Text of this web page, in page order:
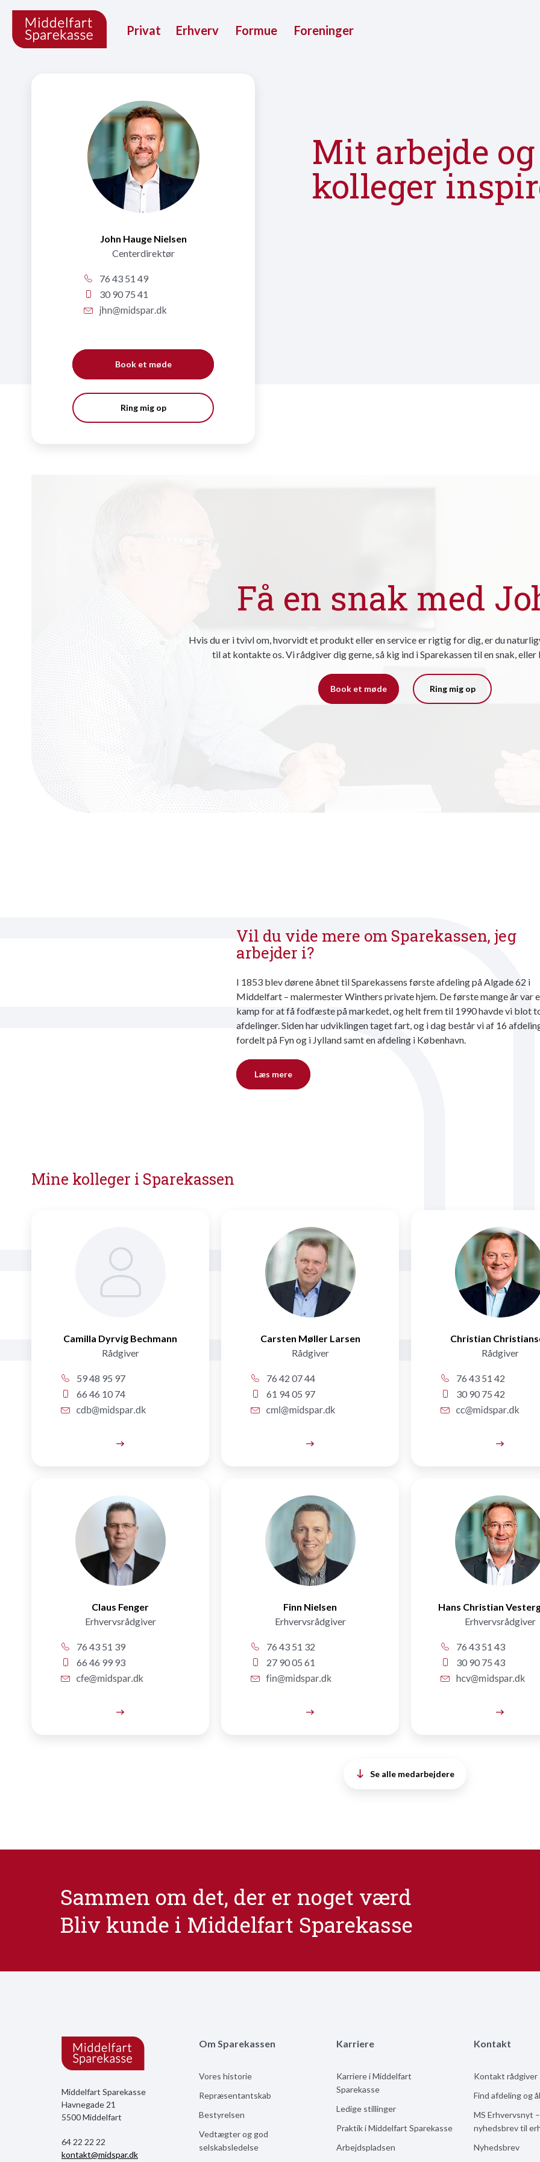
Privat Erhverv Formue Foreninger
John Hauge Nielsen
Centerdirektør
76 43 51 49
30 90 75 41
Book et møde
Ring mig op
Mit arbejde
kolleger
Få en snak med
Hvis du er i tvivl om, hvorvidt et produkt eller en service er rigtig for dig, er du
til at kontakte os. Vi rådgiver dig gerne, så kig ind i Sparekassen til en snak,
Book et møde Ring mig op
Vil du vide mere om Sparekassen, jeg
arbejder i?
I 1853 blev dørene åbnet til Sparekassens første afdeling på Algade 62 i
Middelfart – malermester Winthers private hjem. De første mange år var
kamp for at få fodfæste på markedet, og helt frem til 1990 havde vi blot
afdelinger. Siden har udviklingen taget fart, og i dag består vi af 16
fordelt på Fyn og i Jylland samt en afdeling i København.
Læs mere
Mine kolleger i Sparekassen
Camilla Dyrvig Bechmann
Rådgiver
59 48 95 97
66 46 10 74
Carsten Møller Larsen
Rådgiver
76 42 07 44
61 94 05 97
Christian
Rådgiver
76 43 51 42
30 90 75 42
Claus Fenger
Erhvervsrådgiver
76 43 51 39
66 46 99 93
Finn Nielsen
Erhvervsrådgiver
76 43 51 32
27 90 05 61
Hans Christian
Erhvervsrådgiver
76 43 51 43
30 90 75 43
Se alle medarbejdere
Sammen om det, der er noget værd
Bliv kunde i Middelfart Sparekasse
Middelfart Sparekasse
Havnegade 21
5500 Middelfart
64 22 22 22
kontakt@midspar.dk
Om Sparekassen
Vores historie
Repræsentantskab
Bestyrelsen
Vedtægter og god
selskabsledelse
Karriere
Karriere i Middelfart
Sparekasse
Ledige stillinger
Praktik i Middelfart Sparekasse
Arbejdspladsen
Kontakt
Kontakt rådgiver
Find afdeling og
MS Erhvervsnyt
nyhedsbrev til
Nyhedsbrev